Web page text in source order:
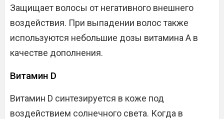
Защищает волосы от негативного внешнего
воздействия. При выпадении волос также
используются небольшие дозы витамина А в
качестве дополнения.
Витамин D
Витамин D синтезируется в коже под
воздействием солнечного света. Когда в